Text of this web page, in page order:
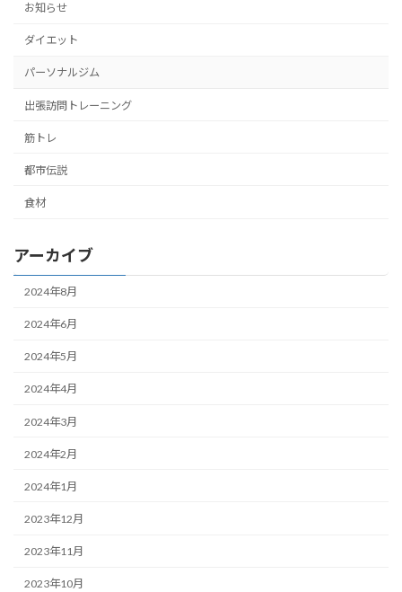
お知らせ
ダイエット
パーソナルジム
出張訪問トレーニング
筋トレ
都市伝説
食材
アーカイブ
2024年8月
2024年6月
2024年5月
2024年4月
2024年3月
2024年2月
2024年1月
2023年12月
2023年11月
2023年10月